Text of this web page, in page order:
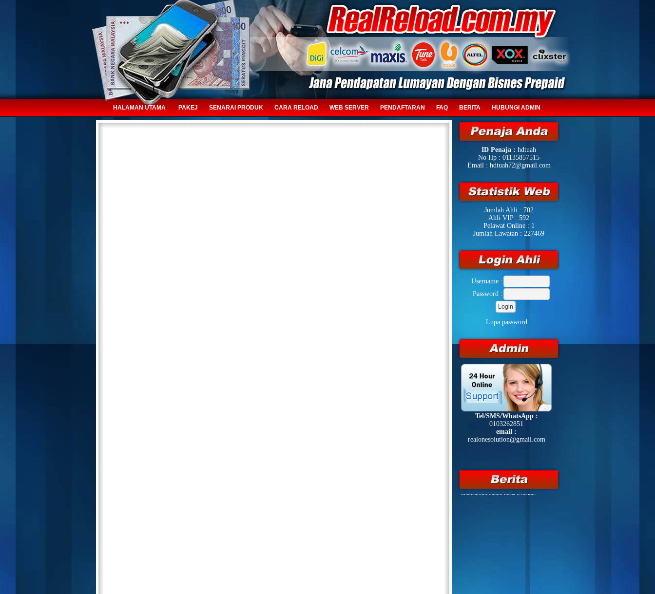
HALAMAN UTAMA PAKEJ SENARAI PRODUK CARA RELOAD WEB SERVER PENDAFTARAN FAQ BERITA HUBUNGI ADMIN
ID Penaja : hdtuah
No Hp : 01135857515
Email : hdtuah72@gmail.com
Jumlah Ahli : 702
Ahli VIP : 592
Pelawat Online : 1
Jumlah Lawatan : 227469
Username :
Password :
Lupa password
Tel/SMS/WhatsApp :
0103262851
email :
realonesolution@gmail.com